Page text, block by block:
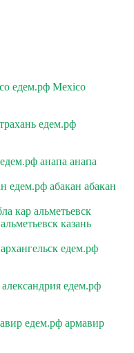
едем.рф Mexico
едем.рф
анапа анапа
едем.рф абакан абакан
кар альметьевск
казань
едем.рф
едем.рф
едем.рф армавир